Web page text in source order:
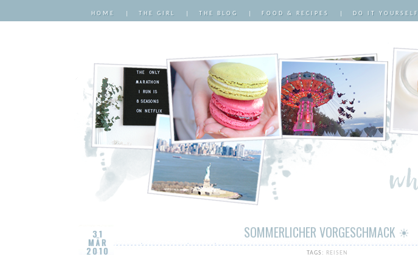
HOME THE GIRL THE BLOG FOOD & RECIPES DO IT YOURSELF
SOMMERLICHER VORGESCHMACK ☀
31
MÄR
2010 TAGS: REISEN